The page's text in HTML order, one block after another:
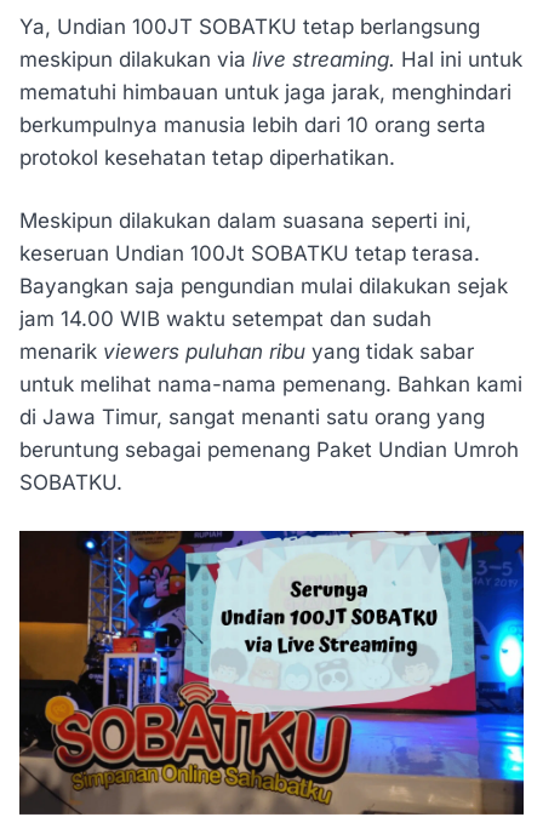
Ya, Undian 100JT SOBATKU tetap berlangsung
meskipun dilakukan via live streaming. Hal ini untuk
mematuhi himbauan untuk jaga jarak, menghindari
berkumpulnya manusia lebih dari 10 orang serta
protokol kesehatan tetap diperhatikan.
Meskipun dilakukan dalam suasana seperti ini,
keseruan Undian 100Jt SOBATKU tetap terasa.
Bayangkan saja pengundian mulai dilakukan sejak
jam 14.00 WIB waktu setempat dan sudah
menarik viewers puluhan ribu yang tidak sabar
untuk melihat nama-nama pemenang. Bahkan kami
di Jawa Timur, sangat menanti satu orang yang
beruntung sebagai pemenang Paket Undian Umroh
SOBATKU.